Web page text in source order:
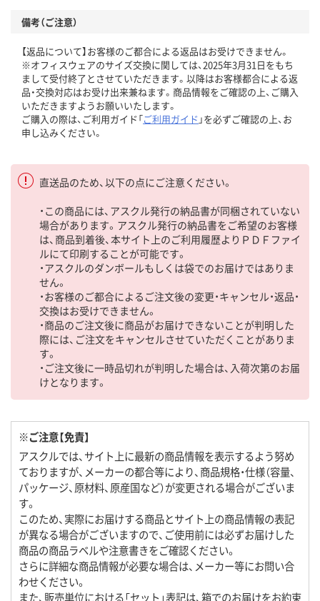
備考（ご注意）
【返品について】お客様のご都合による返品はお受けできません。
※オフィスウェアのサイズ交換に関しては、2025年3月31日をもち
まして受付終了とさせていただきます。以降はお客様都合による返
品・交換対応はお受け出来兼ねます。商品情報をご確認の上、ご購入
いただきますようお願いいたします。
ご購入の際は、ご利用ガイド「ご利用ガイド 」を必ずご確認の上、お
申し込みください。
直送品のため、以下の点にご注意ください。
・この商品には、アスクル発行の納品書が同梱されていない
場合があります。アスクル発行の納品書をご希望のお客様
は、商品到着後、本サイト上のご利用履歴よりＰＤＦファイ
ルにて印刷することが可能です。
・アスクルのダンボールもしくは袋でのお届けではありま
せん。
・お客様のご都合によるご注文後の変更・キャンセル・返品・
交換はお受けできません。
・商品のご注文後に商品がお届けできないことが判明した
際には、ご注文をキャンセルさせていただくことがありま
す。
・ご注文後に一時品切れが判明した場合は、入荷次第のお届
けとなります。
※ご注意【免責】
アスクルでは、サイト上に最新の商品情報を表示するよう努め
ておりますが、メーカーの都合等により、商品規格・仕様（容量、
パッケージ、原材料、原産国など）が変更される場合がございま
す。
このため、実際にお届けする商品とサイト上の商品情報の表記
が異なる場合がございますので、ご使用前には必ずお届けした
商品の商品ラベルや注意書きをご確認ください。
さらに詳細な商品情報が必要な場合は、メーカー等にお問い合
わせください。
また、販売単位における「セット」表記は、箱でのお届けをお約束